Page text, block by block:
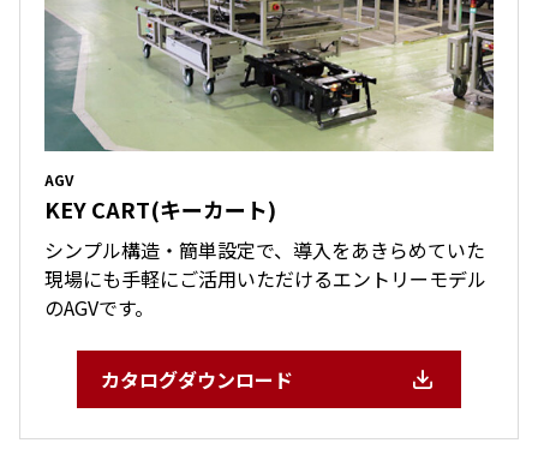
AGV
KEY CART(キーカート)
シンプル構造・簡単設定で、導入をあきらめていた
現場にも手軽にご活用いただけるエントリーモデル
のAGVです。
カタログダウンロード